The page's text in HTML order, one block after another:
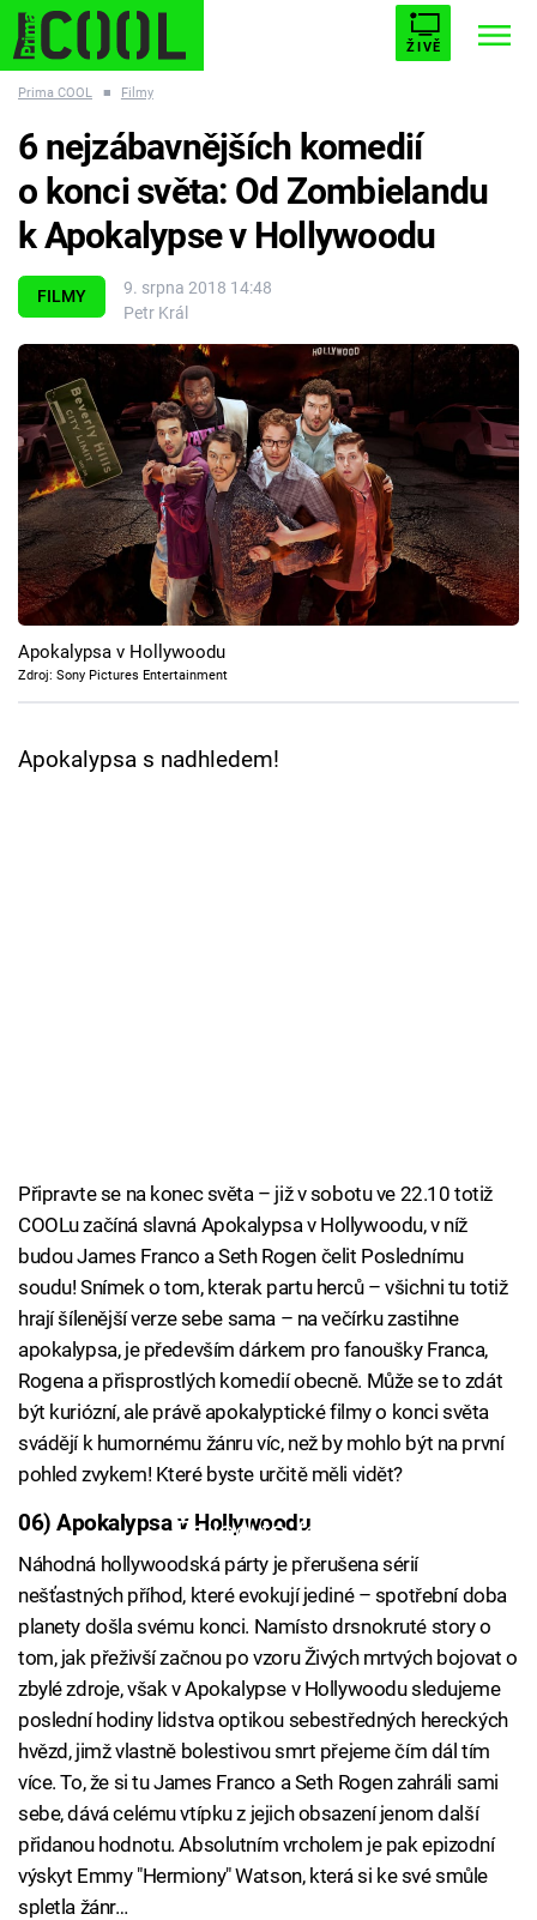
ŽIVĚ
ESCAPE PLNEJ KOTEL AVENGERS 5
Témata
Filmy
Seriály
Hry
Cool Esport
Pořady
TV Program
Prima COOL ■ Filmy
FILMY
9. srpna 2018 14:48
Petr Král
6 nejzábavnějších komedií
o konci světa: Od Zombielandu
k Apokalypse v Hollywoodu
Apokalypsa v Hollywoodu
Zdroj: Sony Pictures Entertainment
Apokalypsa s nadhledem!
Připravte se na konec světa – již v sobotu ve 22.10 totiž
COOLu začíná slavná Apokalypsa v Hollywoodu, v níž
budou James Franco a Seth Rogen čelit Poslednímu
soudu! Snímek o tom, kterak partu herců – všichni tu totiž
hrají šílenější verze sebe sama – na večírku zastihne
apokalypsa, je především dárkem pro fanoušky Franca,
Rogena a přisprostlých komedií obecně. Může se to zdát
být kuriózní, ale právě apokalyptické filmy o konci světa
svádějí k humornému žánru víc, než by mohlo být na první
pohled zvykem! Které byste určitě měli vidět?
Failed to fetch
06) Apokalypsa v Hollywoodu
Náhodná hollywoodská párty je přerušena sérií
nešťastných příhod, které evokují jediné – spotřební doba
planety došla svému konci. Namísto drsnokruté story o
tom, jak přeživší začnou po vzoru Živých mrtvých bojovat o
zbylé zdroje, však v Apokalypse v Hollywoodu sledujeme
poslední hodiny lidstva optikou sebestředných hereckých
hvězd, jimž vlastně bolestivou smrt přejeme čím dál tím
více. To, že si tu James Franco a Seth Rogen zahráli sami
sebe, dává celému vtípku z jejich obsazení jenom další
přidanou hodnotu. Absolutním vrcholem je pak epizodní
výskyt Emmy "Hermiony" Watson, která si ke své smůle
spletla žánr…